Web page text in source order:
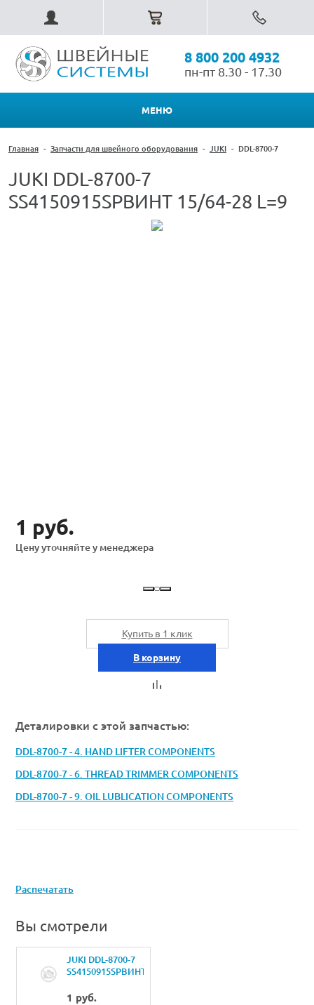
8 800 200 4932
пн-пт 8.30 - 17.30
МЕНЮ
Главная - Запчасти для швейного оборудования - JUKI - DDL-8700-7
JUKI DDL-8700-7
SS4150915SPВИНТ 15/64-28 L=9
1 руб.
Цену уточняйте у менеджера
Купить в 1 клик
В корзину
Деталировки с этой запчастью:
DDL-8700-7 - 4. HAND LIFTER COMPONENTS
DDL-8700-7 - 6. THREAD TRIMMER COMPONENTS
DDL-8700-7 - 9. OIL LUBLICATION COMPONENTS
Распечатать
Вы смотрели
JUKI DDL-8700-7
SS4150915SPВИНТ
1 руб.